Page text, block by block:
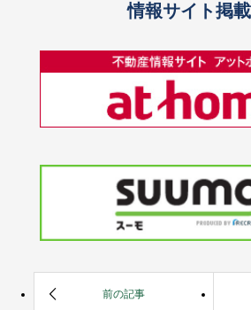
情報サイト掲